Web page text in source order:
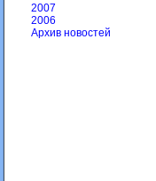
2007
2006
Архив новостей